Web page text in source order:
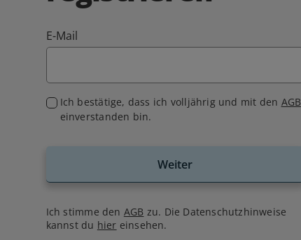
E-Mail
Ich bestätige, dass ich volljährig und mit den AGB
einverstanden bin.
Weiter
Ich stimme den AGB zu. Die Datenschutzhinweise
kannst du hier einsehen.